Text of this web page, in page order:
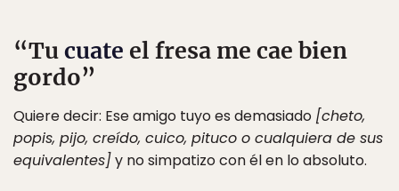
“Tucuate el fresa me cae bien
gordo”
Quiere decir: Ese amigo tuyo es demasiado [cheto,
popis, pijo, creído, cuico, pituco o cualquiera de sus
equivalentes]y no simpatizo con él en lo absoluto.